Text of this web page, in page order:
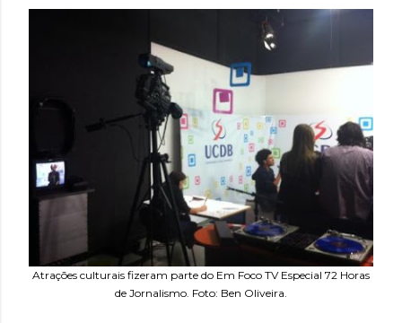
Atrações culturais fizeram parte do Em Foco TV Especial 72 Horas
de Jornalismo. Foto: Ben Oliveira.